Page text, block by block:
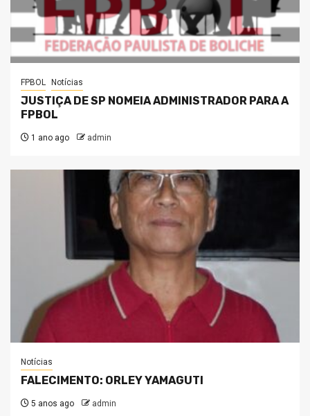
FPBOL Notícias
JUSTIÇA DE SP NOMEIA ADMINISTRADOR PARA A
FPBOL
1 ano ago admin
Notícias
FALECIMENTO: ORLEY YAMAGUTI
5 anos ago admin